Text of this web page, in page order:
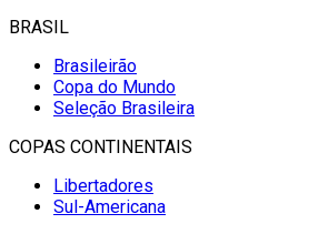
BRASIL
Brasileirão
Copa do Mundo
Seleção Brasileira
COPAS CONTINENTAIS
Libertadores
Sul-Americana